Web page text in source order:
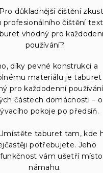
Pro důkladnější čištění
profesionálního čištění
vhodný pro
používání?
díky pevné konstrukci a
materiálu je taburet
pro každodenní
částech domácnosti –
pokoje po předsíň.
taburet tam, kde
potřebujete. Jeho
vám ušetří místo
námahu.